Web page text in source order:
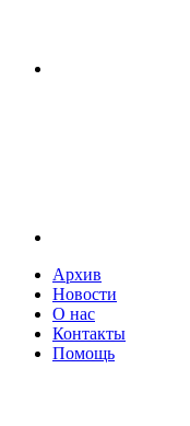
Архив
Новости
О нас
Контакты
Помощь